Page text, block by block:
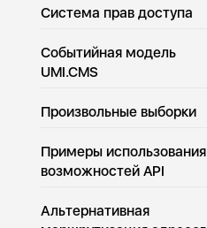
Система прав доступа
Событийная модель
UMI.CMS
Произвольные выборки
Примеры использования
возможностей API
Альтернативная